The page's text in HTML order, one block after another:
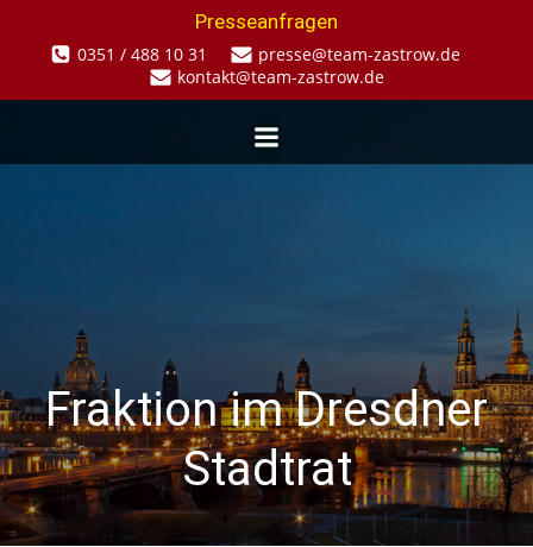
Zum
springen
Presseanfragen
0351 / 488 10 31
presse@team-zastrow.de
kontakt@team-zastrow.de
Fraktion im Dresdner
Stadtrat